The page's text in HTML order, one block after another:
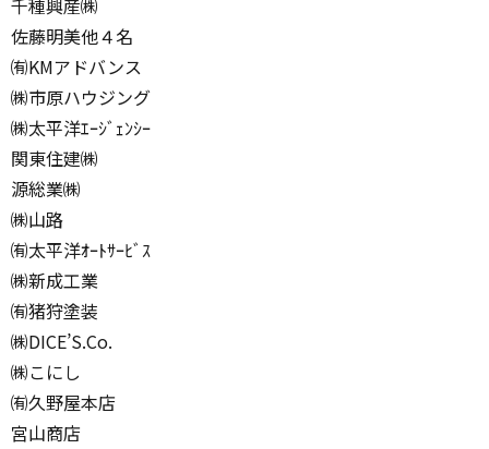
千種興産㈱
佐藤明美他４名
㈲KMアドバンス
㈱市原ハウジング
㈱太平洋ｴｰｼﾞｪﾝｼｰ
関東住建㈱
源総業㈱
㈱山路
㈲太平洋ｵｰﾄｻｰﾋﾞｽ
㈱新成工業
㈲猪狩塗装
㈱DICE’S.Co.
㈱こにし
㈲久野屋本店
宮山商店